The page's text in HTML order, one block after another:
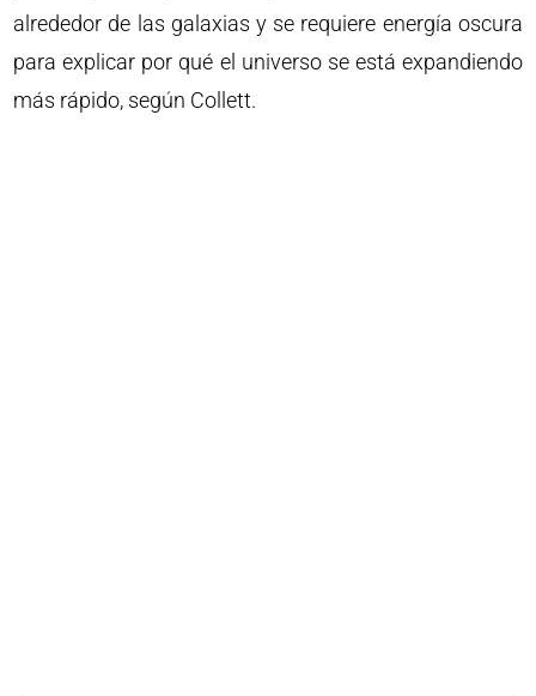
alrededor de las galaxias y se requiere energía oscura
para explicar por qué el universo se está expandiendo
más rápido, según Collett.